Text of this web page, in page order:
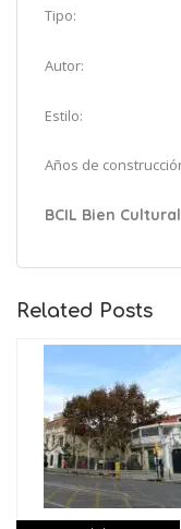
Tipo:
Autor:
Estilo:
Años de
BCIL Bien
Related Posts